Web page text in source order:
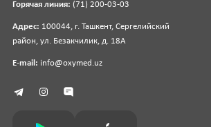
Горячая линия: (71) 200-03-03
Адрес: 100044, г. Ташкент, Сергелийский
район, ул. Безакчилик, д. 18А
E-mail: info@oxymed.uz